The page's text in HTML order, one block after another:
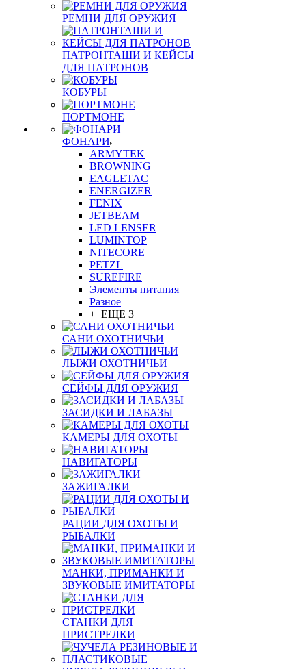
РЕМНИ ДЛЯ ОРУЖИЯ
ПАТРОНТАШИ И КЕЙСЫ
ДЛЯ ПАТРОНОВ
КОБУРЫ
ПОРТМОНЕ
ФОНАРИ
ARMYTEK
BROWNING
EAGLETAC
ENERGIZER
FENIX
JETBEAM
LED LENSER
LUMINTOP
NITECORE
PETZL
SUREFIRE
Элементы питания
Разное
+ ЕЩЕ 3
САНИ ОХОТНИЧЬИ
ЛЫЖИ ОХОТНИЧЬИ
СЕЙФЫ ДЛЯ ОРУЖИЯ
ЗАСИДКИ И ЛАБАЗЫ
КАМЕРЫ ДЛЯ ОХОТЫ
НАВИГАТОРЫ
ЗАЖИГАЛКИ
РАЦИИ ДЛЯ ОХОТЫ И
РЫБАЛКИ
МАНКИ, ПРИМАНКИ И
ЗВУКОВЫЕ ИМИТАТОРЫ
СТАНКИ ДЛЯ
ПРИСТРЕЛКИ